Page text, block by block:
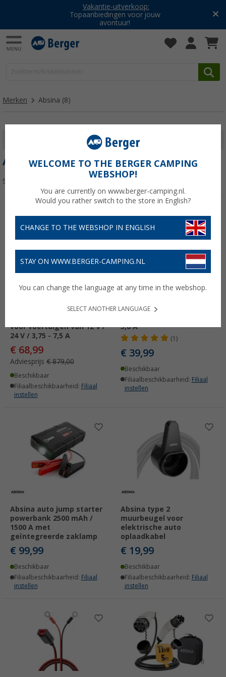
Vakantie-uitverkoop:
Topaanbiedingen voor jouw
avontuur!
Merken Absina (8)
FILTER WEERGEVEN
ABSINA
Sorteren:
-92%
10-traps lader A7500 met
voor voertuigen van 12 V /
24 V / 3,75 - 7,5 A
€ 68,99
Adviesprijs € 879,00
Beschikbaar
Filiaalbeschikbaarheid: Filiaal
instellen
8-traps lader A3800 voor
3,8 A
(1)
€ 39,99
Beschikbaar
Filiaalbeschikbaarheid: Filiaal
instellen
Absina auto jump starter
powerbank 2500 mAh /
1500 A met
geïntegreerde zaklamp
€ 99,99
Beschikbaar
Filiaalbeschikbaarheid: Filiaal
instellen
Absina type 2
muurbeugel voor
elektrische auto
oplaadkabel
€ 19,99
Beschikbaar
Filiaalbeschikbaarheid: Filiaal
instellen
WELCOME TO THE BERGER CAMPING
WEBSHOP!
You are currently on www.berger-camping.nl.
Would you rather switch to the store in English?
CHANGE TO THE WEBSHOP IN ENGLISH
STAY ON WWW.BERGER-CAMPING.NL
You can change the language at any time in the webshop.
SELECT ANOTHER LANGUAGE